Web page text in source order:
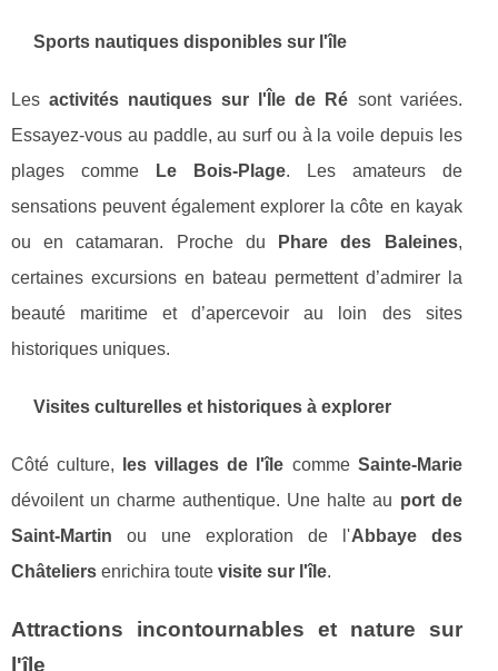
Sports nautiques disponibles sur l'île
Lesactivités nautiques sur l'Île de Ré sont variées.
Essayez-vous au paddle, au surf ou à la voile depuis les
plages comme
Le Bois-Plage. Les amateurs de
sensations peuvent également explorer la côte en kayak
ou en catamaran. Proche du
Phare des Baleines,
certaines excursions en bateau permettent d’admirer la
beauté maritime et d’apercevoir au loin des sites
historiques uniques.
Visites culturelles et historiques à explorer
Côté culture, les villages de l'île comme Sainte-Marie
dévoilent un charme authentique. Une halte au port de
Saint-Martin ou une exploration de l'Abbaye des
Châteliers enrichira toute visite sur l'île.
Attractions incontournables et nature sur
l'île